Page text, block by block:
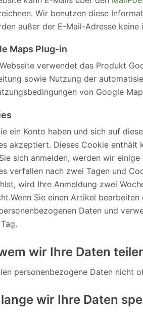
Wir benutzen diese
außer der E-Mail-Adresse
Maps Plug-in
verwendet das Produkt
sowie Nutzung der
von Google
ein Konto haben und sich auf
akzeptiert. Dieses Cookie enthält
sich anmelden, werden wir
verfallen nach zwei Tagen und
wird Ihre Anmeldung zwei
Sie einen Artikel
Daten und
wir Ihre Daten
personenbezogene Daten nicht
wir Ihre Daten